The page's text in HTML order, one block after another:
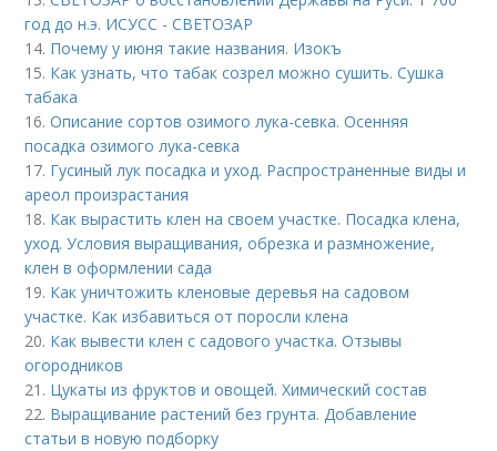
год до н.э. ИСУСС - СВЕТОЗАР
14. Почему у июня такие названия. Изокъ
15. Как узнать, что табак созрел можно сушить. Сушка
табака
16.Описание сортов озимого лука-севка. Осенняя
посадка озимого лука-севка
17. Гусиный лук посадка и уход. Распространенные виды и
ареол произрастания
18. Как вырастить клен на своем участке. Посадка клена,
уход. Условия выращивания, обрезка и размножение,
клен в оформлении сада
19. Как уничтожить кленовые деревья на садовом
участке. Как избавиться от поросли клена
20. Как вывести клен с садового участка. Отзывы
огородников
21. Цукаты из фруктов и овощей. Химический состав
22. Выращивание растений без грунта. Добавление
статьи в новую подборку